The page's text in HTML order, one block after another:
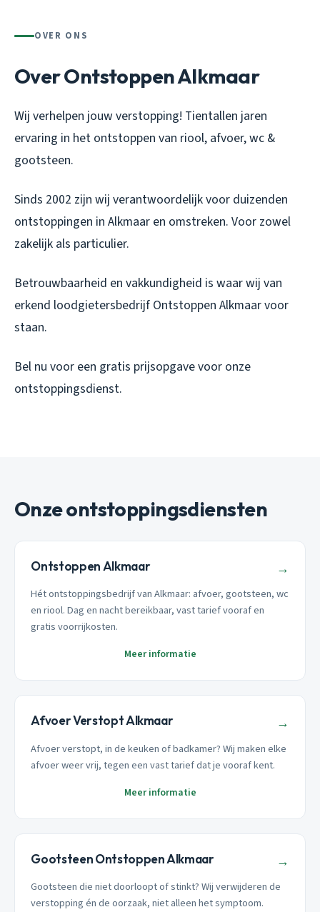
OVER ONS
Over Ontstoppen Alkmaar
Wij verhelpen jouw verstopping! Tientallen jaren
ervaring in het ontstoppen van riool, afvoer, wc &
gootsteen.
Sinds 2002 zijn wij verantwoordelijk voor duizenden
ontstoppingen in Alkmaar en omstreken. Voor zowel
zakelijk als particulier.
Betrouwbaarheid en vakkundigheid is waar wij van
erkend loodgietersbedrijf Ontstoppen Alkmaar voor
staan.
Bel nu voor een gratis prijsopgave voor onze
ontstoppingsdienst.
Onze ontstoppingsdiensten
Ontstoppen Alkmaar →
Hét ontstoppingsbedrijf van Alkmaar: afvoer, gootsteen, wc
en riool. Dag en nacht bereikbaar, vast tarief vooraf en
gratis voorrijkosten.
Meer informatie
Afvoer Verstopt Alkmaar →
Afvoer verstopt, in de keuken of badkamer? Wij maken elke
afvoer weer vrij, tegen een vast tarief dat je vooraf kent.
Meer informatie
Gootsteen Ontstoppen Alkmaar →
Gootsteen die niet doorloopt of stinkt? Wij verwijderen de
verstopping én de oorzaak, niet alleen het symptoom.